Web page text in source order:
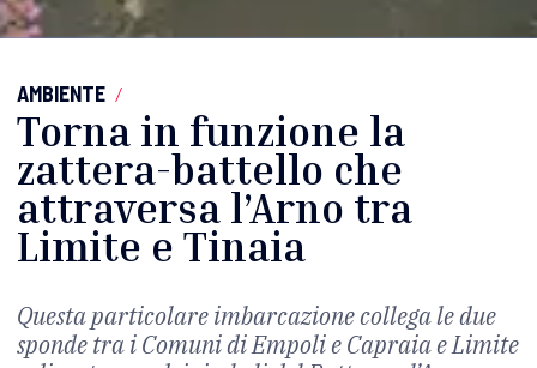
AMBIENTE /
Torna in funzione la
zattera-battello che
attraversa l’Arno tra
Limite e Tinaia
Questa particolare imbarcazione collega le due
sponde tra i Comuni di Empoli e Capraia e Limite